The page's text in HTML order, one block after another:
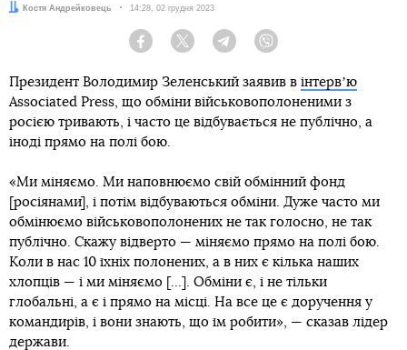
Автор:Костя Андрейковець Дата:
14:28, 02 грудня 2023
Facebook Twitter Telegram
Президент Володимир Зеленський заявив в інтервʼю
Associated Press, що обміни військовополоненими з
росією тривають, і часто це відбувається не публічно, а
іноді прямо на полі бою.
«Ми міняємо. Ми наповнюємо свій обмінний фонд
[росіянами], і потім відбуваються обміни. Дуже часто ми
обмінюємо військовополонених не так голосно, не так
публічно. Скажу відверто — міняємо прямо на полі бою.
Коли в нас 10 їхніх полонених, а в них є кілька наших
хлопців — і ми міняємо [...]. Обміни є, і не тільки
глобальні, а є і прямо на місці. На все це є доручення у
командирів, і вони знають, що їм робити», — сказав лідер
держави.